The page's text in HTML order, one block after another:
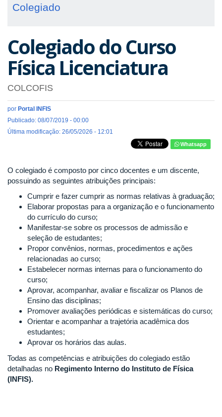
Colegiado
Colegiado do Curso
Física Licenciatura
COLCOFIS
por Portal INFIS
Publicado: 08/07/2019 - 00:00
Última modificação: 26/05/2026 - 12:01
Whatsapp
O colegiado é composto por cinco docentes e um discente,
possuindo as seguintes atribuições principais:
Cumprir e fazer cumprir as normas relativas à graduação;
Elaborar propostas para a organização e o funcionamento
do currículo do curso;
Manifestar-se sobre os processos de admissão e
seleção de estudantes;
Propor convênios, normas, procedimentos e ações
relacionadas ao curso;
Estabelecer normas internas para o funcionamento do
curso;
Aprovar, acompanhar, avaliar e fiscalizar os Planos de
Ensino das disciplinas;
Promover avaliações periódicas e sistemáticas do curso;
Orientar e acompanhar a trajetória acadêmica dos
estudantes;
Aprovar os horários das aulas.
Todas as competências e atribuições do colegiado estão
detalhadas no Regimento Interno do Instituto de Física
(INFIS).